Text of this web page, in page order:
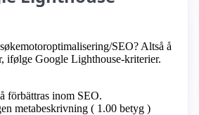
SEO? Altså å
ifølge Google Lighthouse-kriterier.
förbättras inom SEO.
metabeskrivning ( 1.00 betyg )